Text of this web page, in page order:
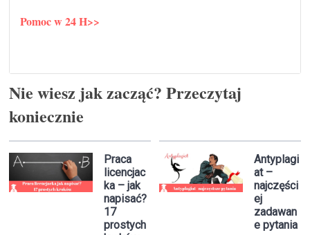
Pomoc w 24 H>>
Nie wiesz jak zacząć? Przeczytaj
koniecznie
Praca
licencjac
ka – jak
napisać?
17
prostych
Antyplagi
at –
najczęści
ej
zadawan
e pytania